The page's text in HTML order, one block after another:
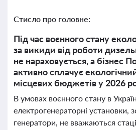
Стисло про головне:
Під час воєнного стану
за викиди від роботи
не нараховується, а бізнес
активно сплачує
місцевих бюджетів у 2026
В умовах воєнного стану в
електрогенераторні установки,
генератори, не вважаються